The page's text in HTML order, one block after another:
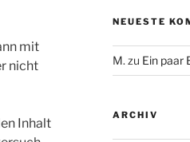
mit
nicht
Inhalt
NEUESTE
M. zu Ein paar
ARCHIV